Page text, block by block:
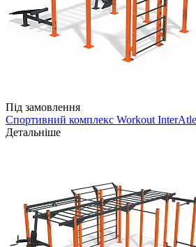
Під замовлення
Спортивний комплекс Workout
Детальніше